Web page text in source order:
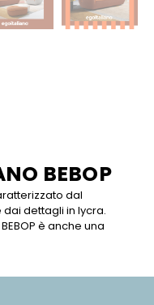
BEBOP
dal
dettagli in lycra.
è anche una